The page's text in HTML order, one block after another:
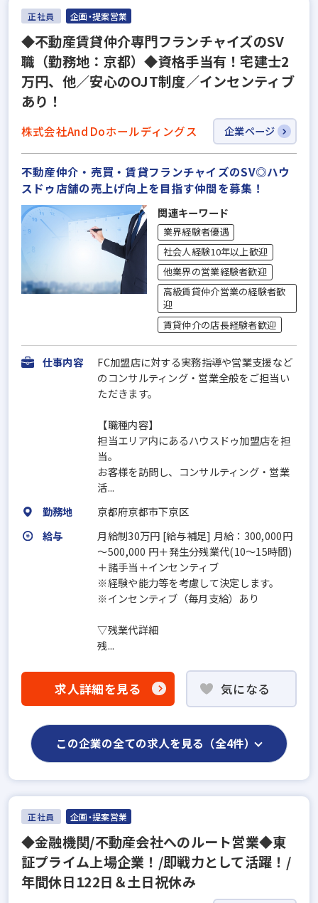
正社員 企画・提案営業
◆不動産賃貸仲介専門フランチャイズのSV
職（勤務地：京都）◆資格手当有！宅建士2
万円、他／安心のOJT制度／インセンティブ
あり！
株式会社And Doホールディングス 企業ページ
不動産仲介・売買・賃貸フランチャイズのSV◎ハウ
スドゥ店舗の売上げ向上を目指す仲間を募集！
関連キーワード
業界経験者優遇
社会人経験10年以上歓迎
他業界の営業経験者歓迎
高級賃貸仲介営業の経験者歓
迎
賃貸仲介の店長経験者歓迎
仕事内容
FC加盟店に対する実務指導や営業支援など
のコンサルティング・営業全般をご担当い
ただきます。
【職種内容】
担当エリア内にあるハウスドゥ加盟店を担
当。
お客様を訪問し、コンサルティング・営業
活...
勤務地
京都府京都市下京区
給与
月給制30万円 [給与補足] 月給：300,000円
～500,000 円＋発生分残業代(10～15時間)
＋諸手当＋インセンティブ
※経験や能力等を考慮して決定します。
※インセンティブ（毎月支給）あり
▽残業代詳細
残...
求人詳細を見る 気になる
この企業の全ての求人を見る（全4件）
正社員 企画・提案営業
◆金融機関/不動産会社へのルート営業◆東
証プライム上場企業！/即戦力として活躍！/
年間休日122日＆土日祝休み